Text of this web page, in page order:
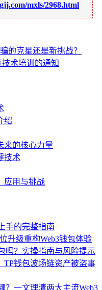
mxls/2968.html
的克星还是新挑战？
术培训的通知
绍
来的核心力量
技术
应用与挑战
手的完整指南
升级重构Web3钱包体验
吗？实操指南与风险提示
TP钱包波场链资产被盗事
？一文理清两大主流Web3